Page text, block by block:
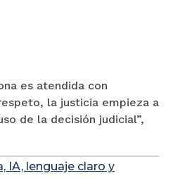
es atendida con
la justicia empieza a
de la decisión judicial”,
IA, lenguaje claro y